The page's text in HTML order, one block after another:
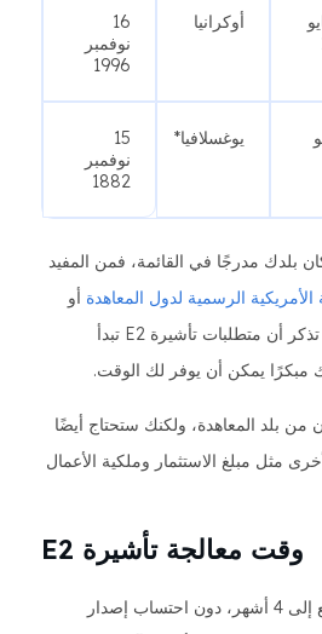
أوكرانيا
16
نوفمبر
1996
يوغسلافيا*
15
نوفمبر
1882
بلدك مدرجًا في القائمة، فمن المفيد
الرسمية لدول المعاهدة أو
سؤال محامي تأشيرة E2. تذكر أن متطلبات تأشيرة E2 تبدأ
مبكرًا يمكن أن يوفر لك الوقت.
من بلد المعاهدة، ولكنك ستحتاج أيضًا
مثل مبلغ الاستثمار وملكية الأعمال
وقت معالجة تأشيرة E2
يستغرق الأمر من 3 أسابيع إلى 4 أشهر، دون احتساب إصدار